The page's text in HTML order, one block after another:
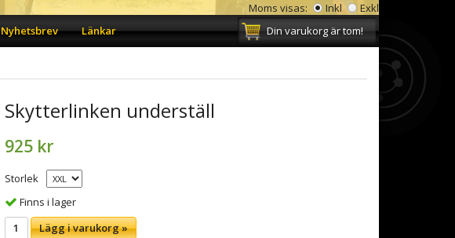
Moms visas: Inkl
Exkl
Nyhetsbrev Länkar Din varukorg är tom!
Skytterlinken underställ
925 kr
Storlek
Finns i lager
Lägg i varukorg »